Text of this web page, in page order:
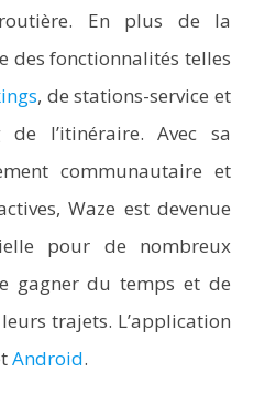
En plus de la
des fonctionnalités telles
, de stations-service et
l’itinéraire. Avec sa
communautaire et
Waze est devenue
pour de nombreux
gagner du temps et de
trajets. L’application
Android.